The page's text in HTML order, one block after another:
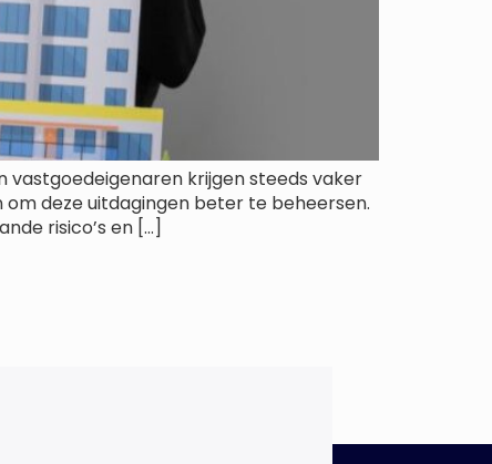
vastgoedeigenaren krijgen steeds vaker
deze uitdagingen beter te beheersen.
risico’s en […]